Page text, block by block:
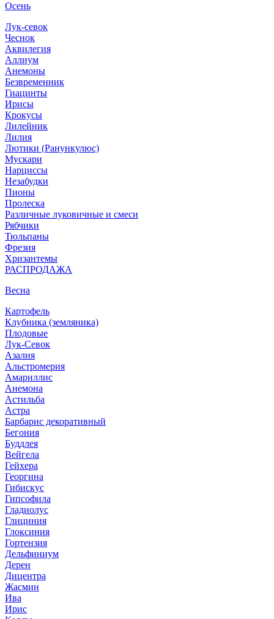
Осень
Лук-севок
Чеснок
Аквилегия
Аллиум
Анемоны
Безвременник
Гиацинты
Ирисы
Крокусы
Лилейник
Лилия
Лютики (Ранункулюс)
Мускари
Нарцисcы
Незабудки
Пионы
Пролеска
Различные луковичные и смеси
Рябчики
Тюльпаны
Фрезия
Хризантемы
РАСПРОДАЖА
Весна
Картофель
Клубника (земляника)
Плодовые
Лук-Севок
Азалия
Альстромерия
Амариллис
Анемона
Астильба
Астра
Барбарис декоративный
Бегония
Буддлея
Вейгела
Гейхера
Георгина
Гибискус
Гипсофила
Гладиолус
Глициния
Глоксиния
Гортензия
Дельфиниум
Дерен
Дицентра
Жасмин
Ива
Ирис